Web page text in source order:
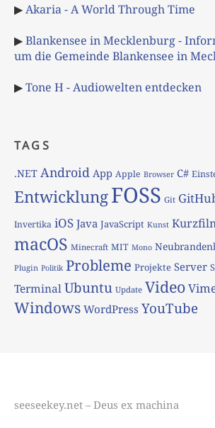
▶Akaria - A World Through Time
▶Blankensee in Mecklenburg -
um die Gemeinde Blankensee in
▶Tone H - Audiowelten entdecken
TAGS
.NET Android App Apple Browser C#
EntwicklungFOSS Git
Invertika iOS Java JavaScript Kunst
macOS Minecraft MIT Mono
Plugin Politik Probleme Projekte Server
TerminalUbuntu Update Video
Windows WordPress YouTube
seeseekey.net – Deus ex machina